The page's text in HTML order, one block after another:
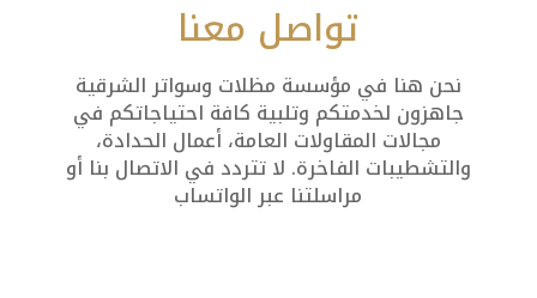
تواصل معنا
نحن هنا في مؤسسة مظلات وسواتر الشرقية
جاهزون لخدمتكم وتلبية كافة احتياجاتكم في
مجالات المقاولات العامة، أعمال الحدادة،
والتشطيبات الفاخرة. لا تتردد في الاتصال بنا أو
مراسلتنا عبر الواتساب